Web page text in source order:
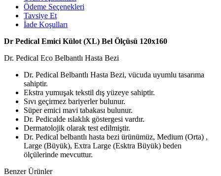
Ödeme Seçenekleri
Tavsiye Et
İade Koşulları
Dr Pedical Emici Külot (XL) Bel Ölçüsü 120x160
Dr. Pedical Eco Belbantlı Hasta Bezi
Dr. Pedical Belbantlı Hasta Bezi, vücuda uyumlu tasarıma
sahiptir.
Ekstra yumuşak tekstil dış yüzeye sahiptir.
Sıvı geçirmez bariyerler bulunur.
Süper emici mavi tabakası bulunur.
Dr. Pedicalde ıslaklık göstergesi vardır.
Dermatolojik olarak test edilmiştir.
Dr. Pedical belbantlı hasta bezi ürünümüz, Medium (Orta) ,
Large (Büyük), Extra Large (Esktra Büyük) beden
ölçülerinde mevcuttur.
Benzer Ürünler